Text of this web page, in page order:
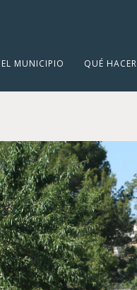
EL MUNICIPIO QUÉ HACER